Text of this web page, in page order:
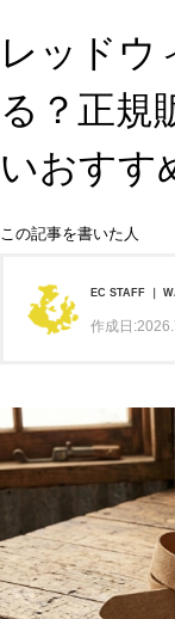
レッドウ
る？正規
いおすす
この記事を書いた人
EC STAFF ｜
作成日